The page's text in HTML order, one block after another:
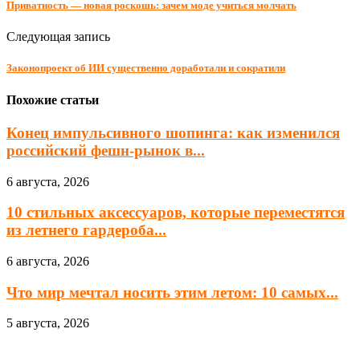
Приватность — новая роскошь: зачем моде учиться молчать
Следующая запись
Законопроект об ИИ существенно доработали и сократили
Похожие статьи
Конец импульсивного шопинга: как изменился
российский фешн-рынок в...
6 августа, 2026
10 стильных аксессуаров, которые переместятся
из летнего гардероба...
6 августа, 2026
Что мир мечтал носить этим летом: 10 самых...
5 августа, 2026